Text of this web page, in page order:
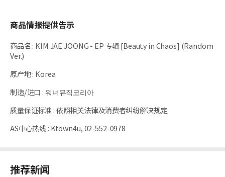
商品情报提供告示
商品名: KIM JAE JOONG - EP 专辑 [Beauty in Chaos] (Random
Ver.)
原产地: Korea
制造/进口 :워너뮤직코리아
质量保证标准 :依照相关法律及消费者纠纷解决规定
AS中心热线 : Ktown4u, 02-552-0978
推荐新闻